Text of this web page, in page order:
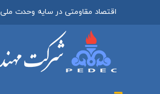
اقتصاد مقاومتی در سایه وحدت